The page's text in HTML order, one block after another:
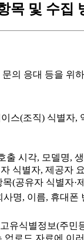
목 및 수집
의 응대 등을 위
스(조직) 식별자,
출 시각, 모델명,
식별자, 제공자
(공유자 식별자·
사명, 이름, 휴대폰
유식별정보(주
로드 자료에 이